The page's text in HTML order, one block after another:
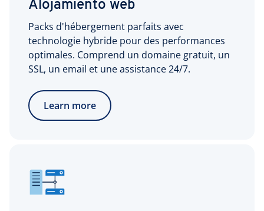
Alojamiento web
Packs d'hébergement parfaits avec
technologie hybride pour des performances
optimales. Comprend un domaine gratuit, un
SSL, un email et une assistance 24/7.
Learn more